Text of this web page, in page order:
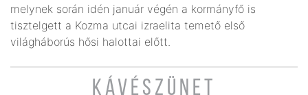
melynek során idén január végén a kormányfő is
tisztelgett a Kozma utcai izraelita temető első
világháborús hősi halottai előtt.
KÁVÉSZÜNET